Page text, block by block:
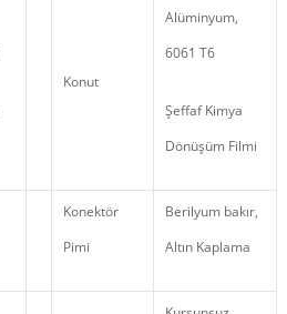
Konut
Alüminyum,
6061 T6
Şeffaf Kimya
Dönüşüm Filmi
Konektör
Pimi
Berilyum bakır,
Altın Kaplama